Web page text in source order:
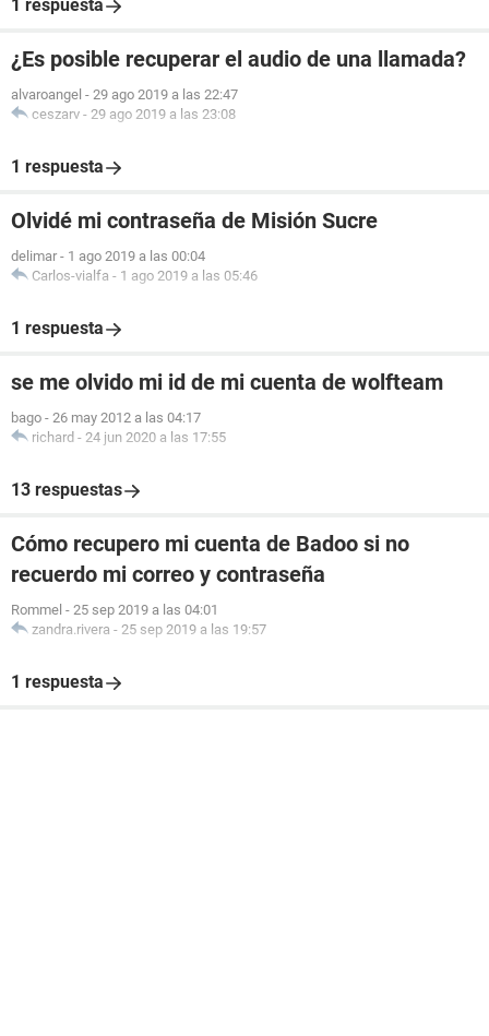
1 respuesta
¿Es posible recuperar el audio de una llamada?
alvaroangel - 29 ago 2019 a las 22:47
ceszarv - 29 ago 2019 a las 23:08
1 respuesta
Olvidé mi contraseña de Misión Sucre
delimar - 1 ago 2019 a las 00:04
Carlos-vialfa - 1 ago 2019 a las 05:46
1 respuesta
se me olvido mi id de mi cuenta de wolfteam
bago - 26 may 2012 a las 04:17
richard - 24 jun 2020 a las 17:55
13 respuestas
Cómo recupero mi cuenta de Badoo si no
recuerdo mi correo y contraseña
Rommel - 25 sep 2019 a las 04:01
zandra.rivera - 25 sep 2019 a las 19:57
1 respuesta